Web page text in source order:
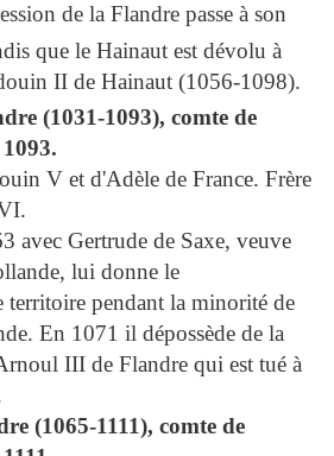
de la Flandre passe à son
que le Hainaut est dévolu à
II de Hainaut (1056-1098).
(1031-1093), comte de
V et d'Adèle de France. Frère
avec Gertrude de Saxe, veuve
lui donne le
territoire pendant la minorité de
En 1071 il dépossède de la
III de Flandre qui est tué à
(1065-1111), comte de